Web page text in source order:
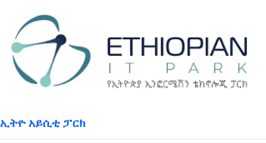
ኢትዮ አይሲቲ ፓርክ